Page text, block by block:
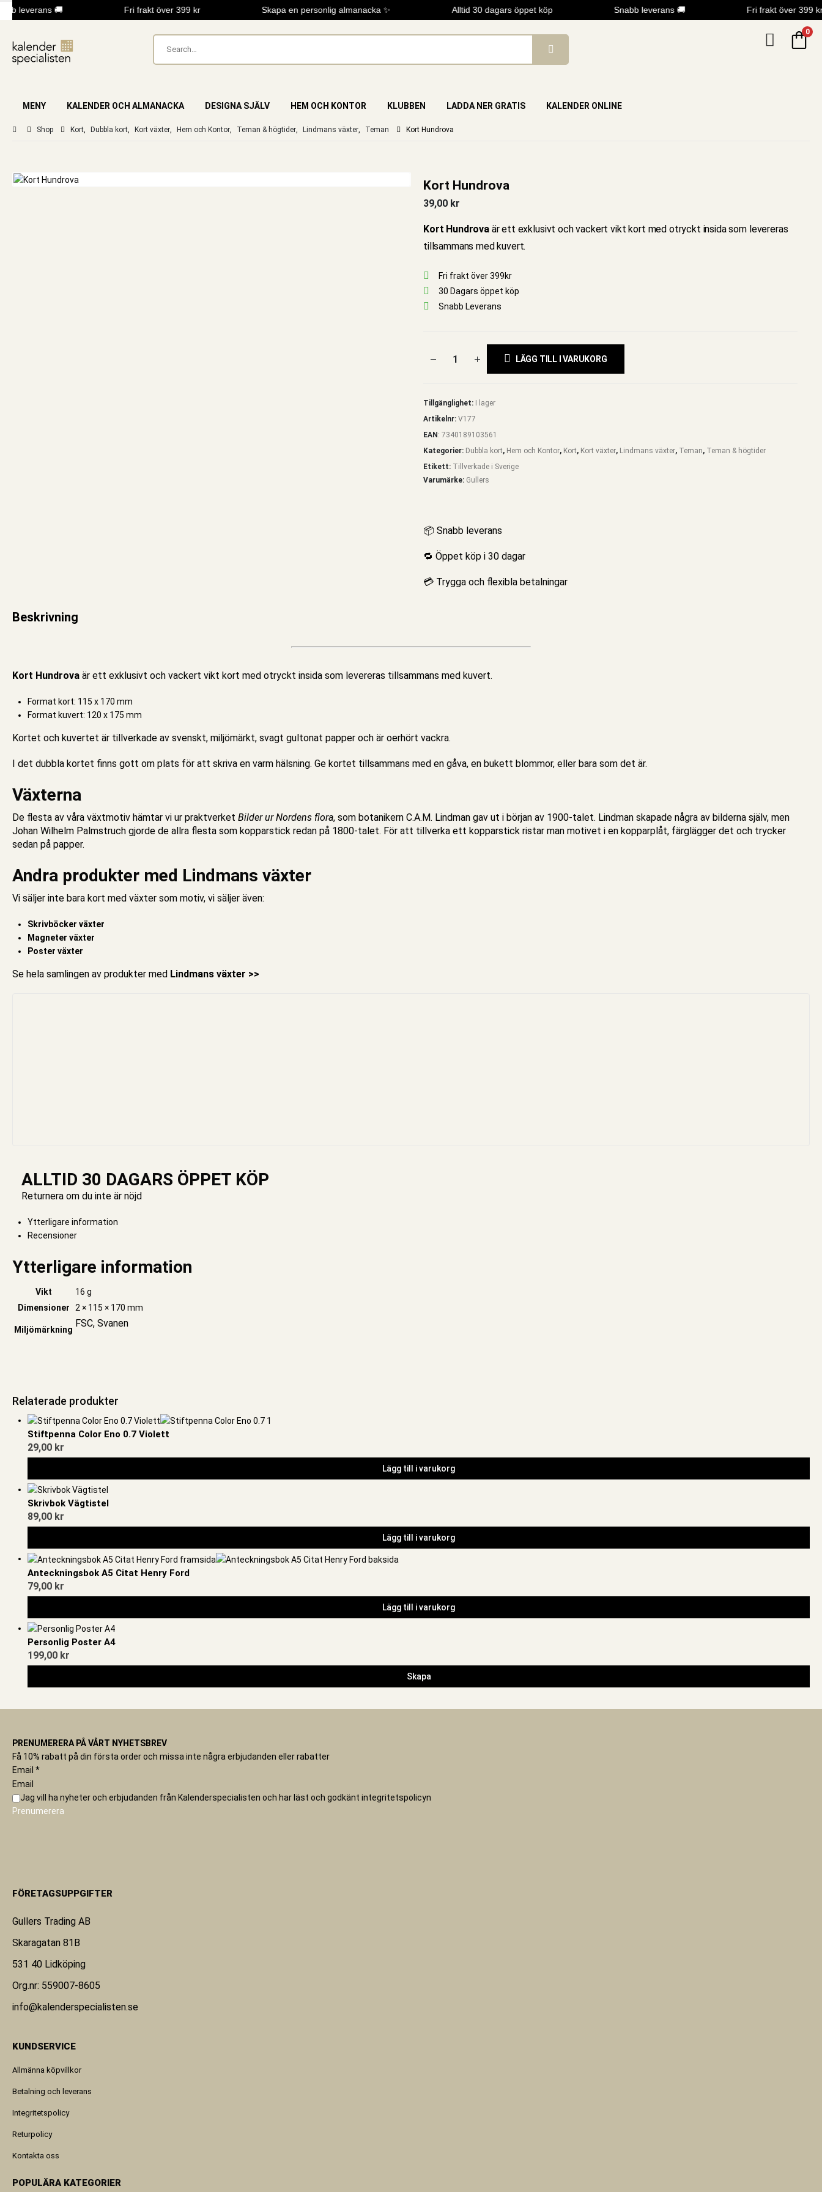
leverans 🚚 Fri frakt över 399 kr Skapa en personlig almanacka ✨ Alltid 30 dagars öppet köp Snabb leverans 🚚 Fri frakt över 399 kr
0
MENY KALENDER OCH ALMANACKA DESIGNA SJÄLV HEM OCH KONTOR KLUBBEN LADDA NER GRATIS KALENDER ONLINE
Shop Kort, Dubbla kort, Kort växter, Hem och Kontor, Teman & högtider, Lindmans växter, Teman Kort Hundrova
Kort Hundrova
39,00 kr
Kort Hundrovaär ett exklusivt och vackert vikt kort med otryckt insida som levereras
tillsammans med kuvert.
Fri frakt över 399kr
30 Dagars öppet köp
Snabb Leverans
LÄGG TILL I VARUKORG
Tillgänglighet:
I lager
Artikelnr: V177
EAN : 7340189103561
Kategorier: Dubbla kort, Hem och Kontor, Kort, Kort växter, Lindmans växter, Teman, Teman & högtider
Etikett: Tillverkade i Sverige
Varumärke: Gullers
📦 Snabb leverans
🔁 Öppet köp i 30 dagar
💳 Trygga och flexibla betalningar
Beskrivning
Kort Hundrova är ett exklusivt och vackert vikt kort med otryckt insida som levereras tillsammans med kuvert.
Format kort: 115 x 170 mm
Format kuvert: 120 x 175 mm
Kortet och kuvertet är tillverkade av svenskt, miljömärkt, svagt gultonat papper och är oerhört vackra.
I det dubbla kortet finns gott om plats för att skriva en varm hälsning. Ge kortet tillsammans med en gåva, en bukett blommor, eller bara som det är.
Växterna
De flesta av våra växtmotiv hämtar vi ur praktverket Bilder ur Nordens flora, som botanikern C.A.M. Lindman gav ut i början av 1900-talet. Lindman skapade några av bilderna själv, men
Johan Wilhelm Palmstruch gjorde de allra flesta som kopparstick redan på 1800-talet. För att tillverka ett kopparstick ristar man motivet i en kopparplåt, färglägger det och trycker
sedan på papper.
Andra produkter med Lindmans växter
Vi säljer inte bara kort med växter som motiv, vi säljer även:
Skrivböcker växter
Magneter växter
Poster växter
Se hela samlingen av produkter med Lindmans växter >>
ALLTID 30 DAGARS ÖPPET KÖP
Returnera om du inte är nöjd
Ytterligare information
Recensioner
Ytterligare information
Vikt
16 g
Dimensioner
2 × 115 × 170 mm
Miljömärkning
FSC, Svanen
Relaterade produkter
Stiftpenna Color Eno 0.7 Violett
29,00 kr
Lägg till i varukorg
Skrivbok Vägtistel
89,00 kr
Lägg till i varukorg
Anteckningsbok A5 Citat Henry Ford
79,00 kr
Lägg till i varukorg
Personlig Poster A4
199,00 kr
Skapa
PRENUMERERA PÅ VÅRT NYHETSBREV
Få 10% rabatt på din första order och missa inte några erbjudanden eller rabatter
Email *
Email
Jag vill ha nyheter och erbjudanden från Kalenderspecialisten och har läst och godkänt integritetspolicyn
Prenumerera
FÖRETAGSUPPGIFTER
Gullers Trading AB
Skaragatan 81B
531 40 Lidköping
Org.nr: 559007-8605
info@kalenderspecialisten.se
KUNDSERVICE
Allmänna köpvillkor
Betalning och leverans
Integritetspolicy
Returpolicy
Kontakta oss
POPULÄRA KATEGORIER